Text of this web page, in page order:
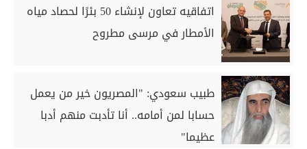
اتفاقيه تعاون لإنشاء 50 بئرًا لحصاد مياه
الأمطار في مرسى مطروح
طبيب سعودي: "المصريون خير من يعمل
حسابا لمن أمامه.. أنا تأدبت منهم أدبا
عظيما"